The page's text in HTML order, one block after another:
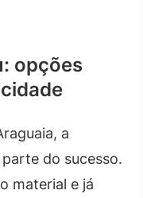
opções
a
do sucesso.
material e já